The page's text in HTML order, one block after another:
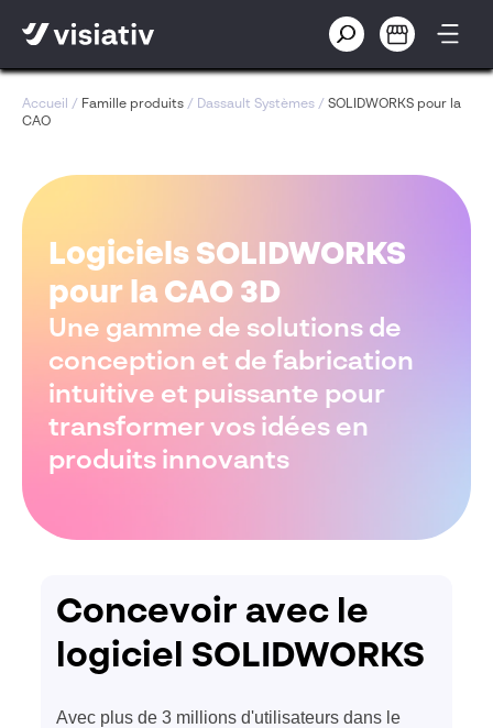
Accueil / Famille produits / Dassault Systèmes / SOLIDWORKS pour la
CAO
Logiciels SOLIDWORKS
pour la CAO 3D
Une gamme de solutions de
conception et de fabrication
intuitive et puissante pour
transformer vos idées en
produits innovants
Concevoir avec le
logiciel SOLIDWORKS
Avec plus de 3 millions d'utilisateurs dans le